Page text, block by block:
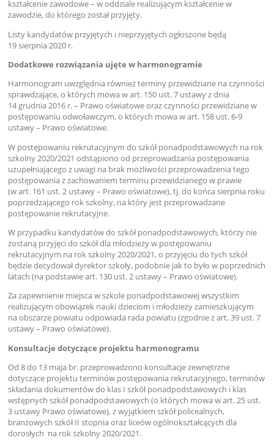
kształcenie zawodowe – w oddziale realizującym kształcenie w
zawodzie, do którego został przyjęty.
Listy kandydatów przyjętych i nieprzyjętych ogłoszone będą
19 sierpnia 2020 r.
Dodatkowe rozwiązania ujęte w harmonogramie
Harmonogram uwzględnia również terminy przewidziane na czynności
sprawdzające, o których mowa w art. 150 ust. 7 ustawy z dnia
14 grudnia 2016 r. – Prawo oświatowe oraz czynności przewidziane w
postępowaniu odwoławczym, o których mowa w art. 158 ust. 6-9
ustawy – Prawo oświatowe.
W postępowaniu rekrutacyjnym do szkół ponadpodstawowych na rok
szkolny 2020/2021 odstąpiono od przeprowadzania postępowania
uzupełniającego z uwagi na brak możliwości przeprowadzenia tego
postępowania z zachowaniem terminu przewidzianego w prawie
(w art. 161 ust. 2 ustawy – Prawo oświatowe), tj. do końca sierpnia roku
poprzedzającego rok szkolny, na który jest przeprowadzane
postępowanie rekrutacyjne.
W przypadku kandydatów do szkół ponadpodstawowych, którzy nie
zostaną przyjęci do szkół dla młodzieży w postępowaniu
rekrutacyjnym na rok szkolny 2020/2021, o przyjęciu do tych szkół
będzie decydował dyrektor szkoły, podobnie jak to było w poprzednich
latach (na podstawie art. 130 ust. 2 ustawy – Prawo oświatowe).
Za zapewnienie miejsca w szkole ponadpodstawowej wszystkim
realizującym obowiązek nauki dzieciom i młodzieży zamieszkującym
na obszarze powiatu odpowiada rada powiatu (zgodnie z art. 39 ust. 7
ustawy – Prawo oświatowe).
Konsultacje dotyczące projektu harmonogramu
Od 8 do 13 maja br. przeprowadzono konsultacje zewnętrzne
dotyczące projektu terminów postępowania rekrutacyjnego, terminów
składania dokumentów do klas I szkół ponadpodstawowych i klas
wstępnych szkół ponadpodstawowych (o których mowa w art. 25 ust.
3 ustawy Prawo oświatowe), z wyjątkiem szkół policealnych,
branżowych szkół II stopnia oraz liceów ogólnokształcących dla
dorosłych na rok szkolny 2020/2021.